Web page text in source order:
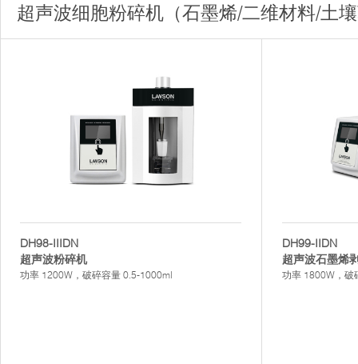
超声波细胞粉碎机（石墨烯/二维材料/土
DH98-IIIDN
超声波粉碎机
功率 1200W，破碎容量 0.5-1000ml
DH99-IIDN
超声波石墨烯
功率 1800W，破